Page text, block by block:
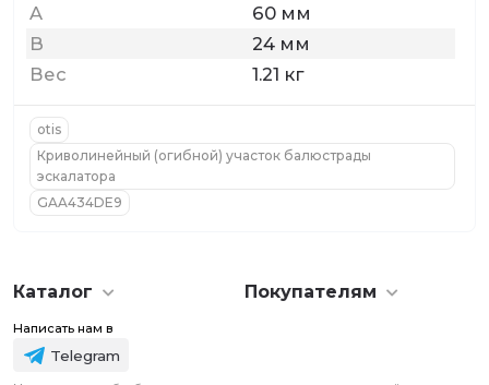
A
60 мм
B
24 мм
Вес
1.21 кг
otis
Криволинейный (огибной) участок балюстрады
эскалатора
GAA434DE9
Каталог Покупателям
Написать нам в
Telegram